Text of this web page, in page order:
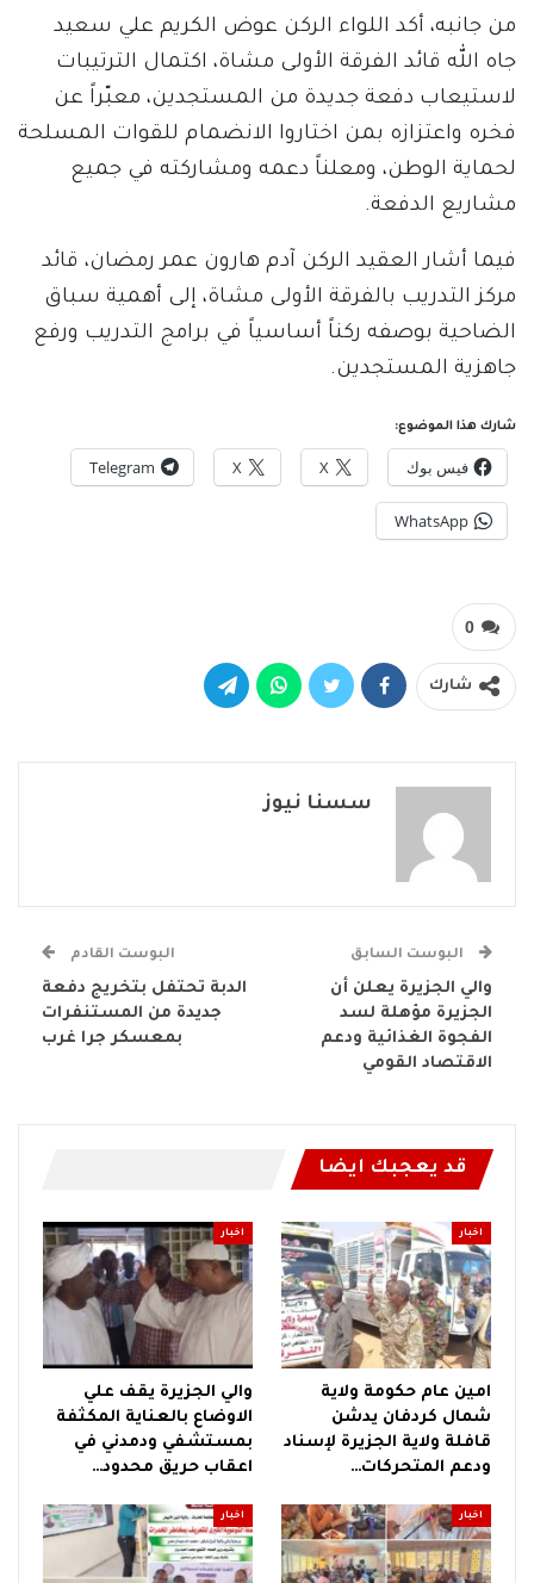
من جانبه، أكد اللواء الركن عوض الكريم علي سعيد
جاه الله قائد الفرقة الأولى مشاة، اكتمال الترتيبات
لاستيعاب دفعة جديدة من المستجدين، معبّراً عن
فخره واعتزازه بمن اختاروا الانضمام للقوات المسلحة
لحماية الوطن، ومعلناً دعمه ومشاركته في جميع
مشاريع الدفعة.
فيما أشار العقيد الركن آدم هارون عمر رمضان، قائد
مركز التدريب بالفرقة الأولى مشاة، إلى أهمية سباق
الضاحية بوصفه ركناً أساسياً في برامج التدريب ورفع
جاهزية المستجدين.
شارك هذا الموضوع:
فيس بوك X
X
Telegram
WhatsApp
0
شارك
سسنا نيوز
البوست السابق
والي الجزيرة يعلن أن
الجزيرة مؤهلة لسد
الفجوة الغذائية ودعم
الاقتصاد القومي
البوست القادم
الدبة تحتفل بتخريج دفعة
جديدة من المستنفرات
بمعسكر جرا غرب
قد يعجبك ايضا
اخبار
امين عام حكومة ولاية
شمال كردفان يدشن
قافلة ولاية الجزيرة لإسناد
ودعم المتحركات…
اخبار
والي الجزيرة يقف علي
الاوضاع بالعناية المكثفة
بمستشفي ودمدني في
اعقاب حريق محدود…
اخبار اخبار